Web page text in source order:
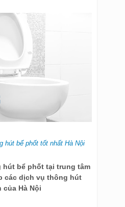
hút bể phốt tốt nhất Hà Nội
hút bể phốt tại trung tâm
các dịch vụ thông hút
của Hà Nội